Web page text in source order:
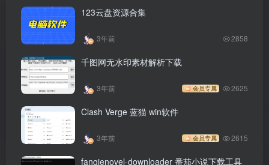
123云盘资源合集
3年前 2858
千图网无水印素材解析下载
3年前 会员专属 2625
Clash Verge 蓝猫 win软件
3年前 会员专属 2615
fanqienovel-downloader 番茄小说下载工具